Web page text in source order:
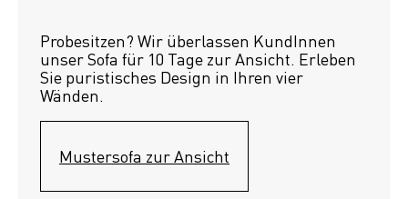
Probesitzen? Wir überlassen KundInnen
unser Sofa für 10 Tage zur Ansicht. Erleben
Sie puristisches Design in Ihren vier
Wänden.
Mustersofa zur Ansicht